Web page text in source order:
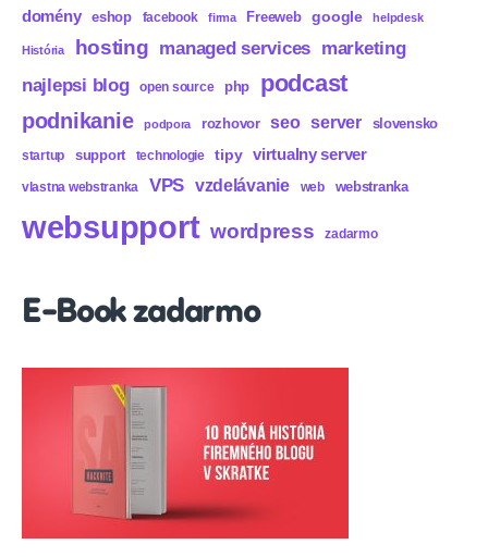
domény eshop facebook firma Freeweb google helpdesk
História hosting managed services marketing
najlepsi blog open source php podcast
podnikanie podpora rozhovor seo server slovensko
startup support technologie tipy virtualny server
vlastna webstranka VPS vzdelávanie web webstranka
websupport wordpress zadarmo
E-Book zadarmo